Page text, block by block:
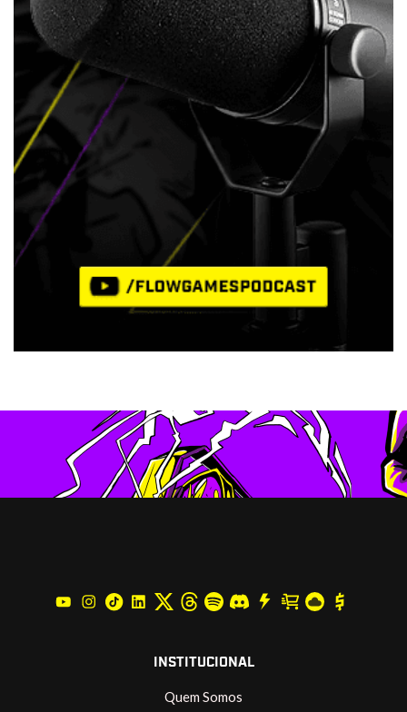
INSTITUCIONAL
Quem Somos